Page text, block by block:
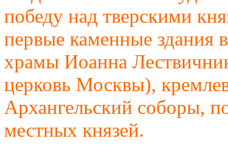
победу над тверскими
первые каменные здания
храмы Иоанна
церковь Москвы),
Архангельский соборы,
местных князей.